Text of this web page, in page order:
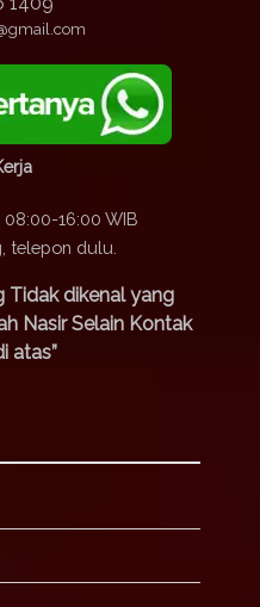
16:00 WIB
telepon dulu.
Tidak dikenal yang
Nasir Selain Kontak
atas”